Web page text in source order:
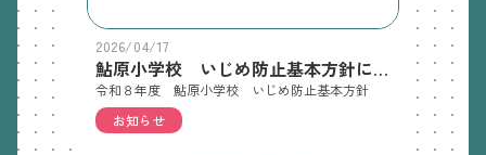
2026/04/17
鮎原小学校 いじめ防止基本方針について
令和８年度 鮎原小学校 いじめ防止基本方針
お知らせ